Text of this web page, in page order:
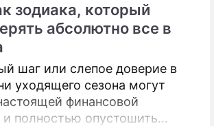
зодиака, который
абсолютно все в
шаг или слепое доверие в
уходящего сезона могут
финансовой
и полностью опустошить